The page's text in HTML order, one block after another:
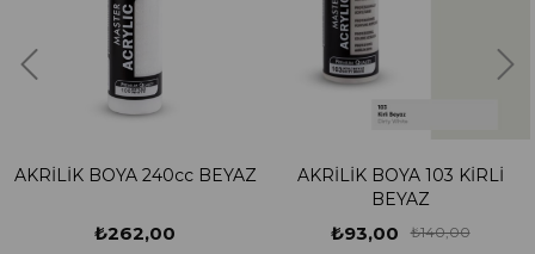
AKRİLİK BOYA 240cc BEYAZ
₺262,00
AKRİLİK BOYA 103 KİRLİ
BEYAZ
₺93,00 ₺140,00